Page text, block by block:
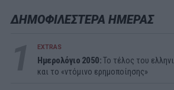
ΔΗΜΟΦΙΛΕΣΤΕΡΑ ΗΜΕΡΑΣ
EXTRAS
Ημερολόγιο 2050:To τέλος του
και το «ντόμινο ερημοποίησης»